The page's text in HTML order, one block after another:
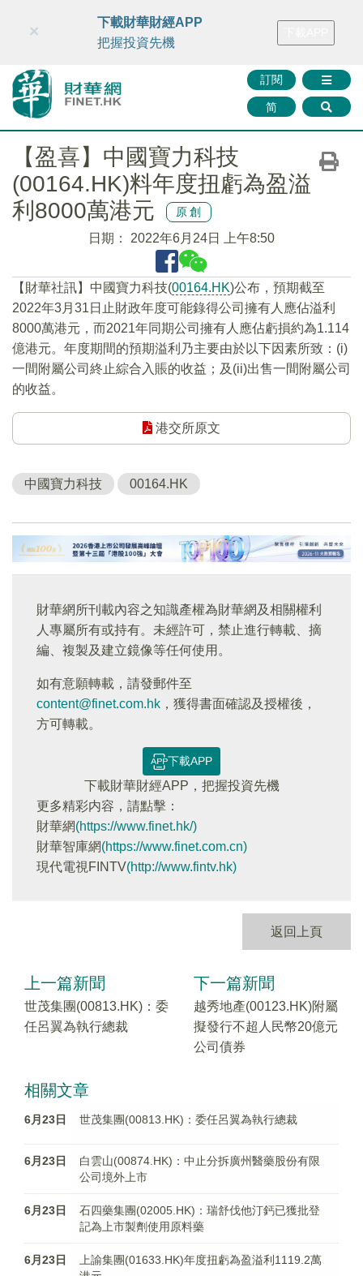
財華智庫網 FINTV FINMETA 財華證券 媒體矩陣
訂閱
简
×
下載財華財經APP
把握投資先機
【盈喜】中國寶力科技
(00164.HK)料年度扭虧為盈溢
利8000萬港元
原創
日期： 2022年6月24日 上午8:50
【財華社訊】中國寶力科技(00164.HK)公布，預期截至
2022年3月31日止財政年度可能錄得公司擁有人應佔溢利
8000萬港元，而2021年同期公司擁有人應佔虧損約為1.114
億港元。年度期間的預期溢利乃主要由於以下因素所致：(i)
一間附屬公司終止綜合入賬的收益；及(ii)出售一間附屬公司
的收益。
港交所原文
中國寶力科技 00164.HK
財華網所刊載內容之知識產權為財華網及相關權利
人專屬所有或持有。未經許可，禁止進行轉載、摘
編、複製及建立鏡像等任何使用。
如有意願轉載，請發郵件至
content@finet.com.hk ，獲得書面確認及授權後，
方可轉載。
下載APP
下載財華財經APP，把握投資先機
更多精彩内容，請點擊：
財華網(https://www.finet.hk/)
財華智庫網(https://www.finet.com.cn)
現代電視FINTV(http://www.fintv.hk)
返回上頁
上一篇新聞
世茂集團(00813.HK)：委
任呂翼為執行總裁
下一篇新聞
越秀地產(00123.HK)附屬
擬發行不超人民幣20億元
公司債券
相關文章
6月23日 世茂集團(00813.HK)：委任呂翼為執行總裁
6月23日
白雲山(00874.HK)：中止分拆廣州醫藥股份有限
公司境外上市
6月23日
石四藥集團(02005.HK)：瑞舒伐他汀鈣已獲批登
記為上市製劑使用原料藥
6月23日
上諭集團(01633.HK)年度扭虧為盈溢利1119.2萬